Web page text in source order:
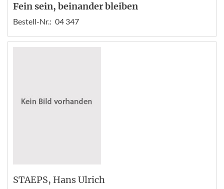
Fein sein, beinander bleiben
Bestell-Nr.: 04 347
STAEPS, Hans Ulrich